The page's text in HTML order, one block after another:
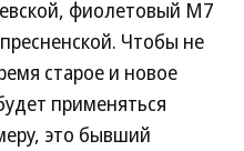
фиолетовый М7
Чтобы не
старое и новое
применяться
это бывший